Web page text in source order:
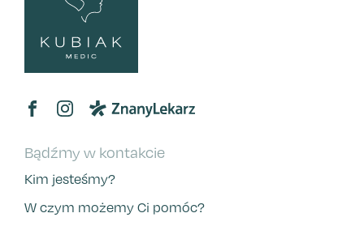
Bądźmy w kontakcie
Kim jesteśmy?
W czym możemy Ci pomóc?